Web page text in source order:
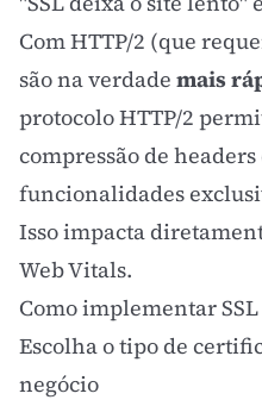
Com HTTP/2 (que
são na verdade mais
protocolo HTTP/2
compressão de
funcionalidades
Isso impacta
Web Vitals.
Como implementar
Escolha o tipo de
negócio